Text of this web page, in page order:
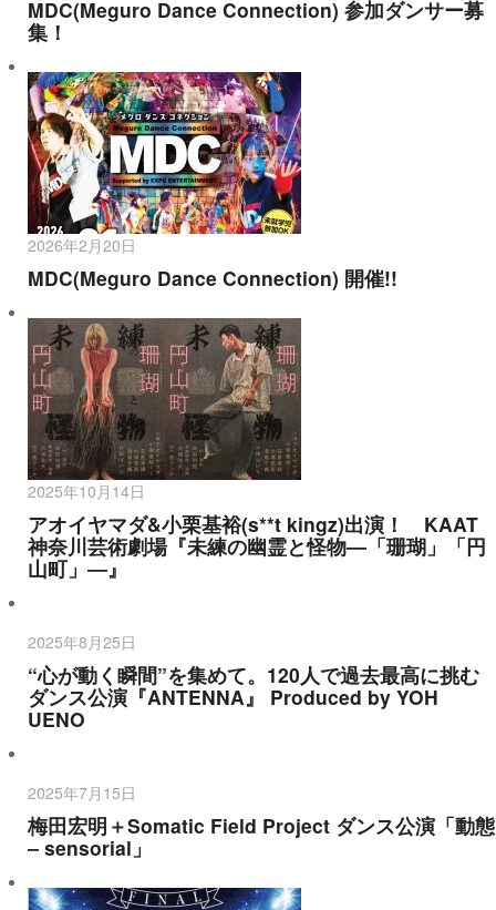
MDC(Meguro Dance Connection) 参加ダンサー募
集！
2026年2月20日
MDC(Meguro Dance Connection) 開催!!
2025年10月14日
アオイヤマダ&小栗基裕(s**t kingz)出演！ KAAT
神奈川芸術劇場『未練の幽霊と怪物―「珊瑚」「円
山町」―』
2025年8月25日
“心が動く瞬間”を集めて。120人で過去最高に挑む
ダンス公演『ANTENNA』 Produced by YOH
UENO
2025年7月15日
梅田宏明＋Somatic Field Project ダンス公演「動態
‒ sensorial」